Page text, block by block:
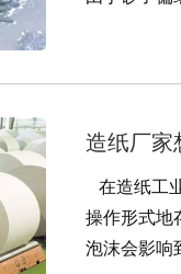
造纸厂家
在造纸工
操作形式地
泡沫会影响